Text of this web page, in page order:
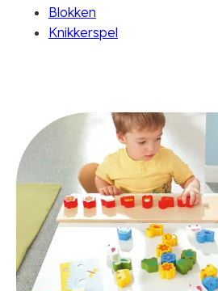
Blokken
Knikkerspel